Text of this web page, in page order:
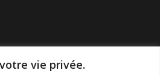
vie privée.